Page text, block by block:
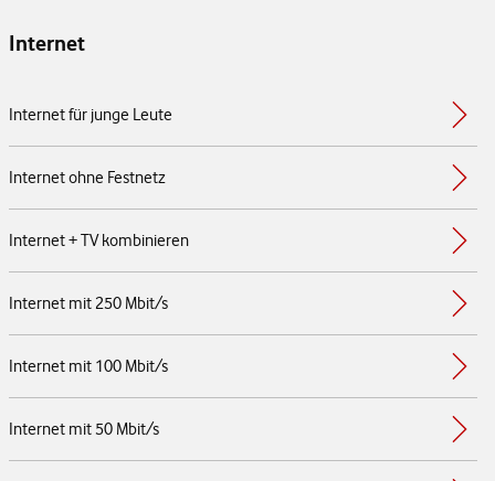
Internet
Internet für junge Leute
Internet ohne Festnetz
Internet + TV kombinieren
Internet mit 250 Mbit/s
Internet mit 100 Mbit/s
Internet mit 50 Mbit/s